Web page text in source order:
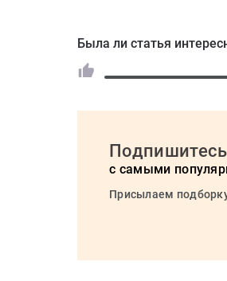
Была ли статья
с самыми
Присылаем